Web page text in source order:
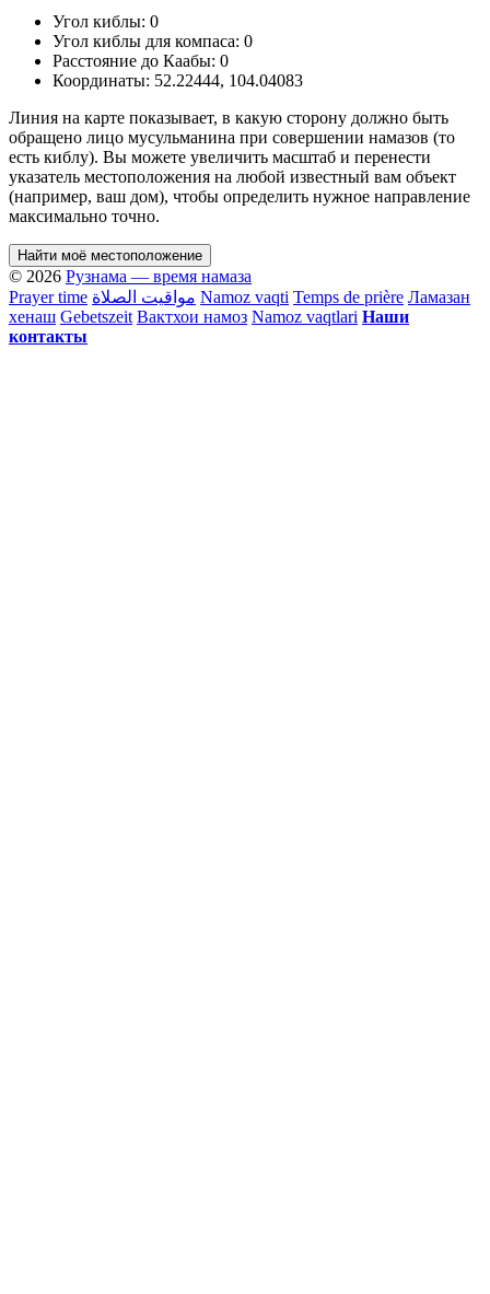
Угол киблы: 0
Угол киблы для компаса: 0
Расстояние до Каабы: 0
Координаты: 52.22444, 104.04083
Линия на карте показывает, в какую сторону должно быть
обращено лицо мусульманина при совершении намазов (то
есть киблу). Вы можете увеличить масштаб и перенести
указатель местоположения на любой известный вам объект
(например, ваш дом), чтобы определить нужное направление
максимально точно.
Найти моё местоположение
© 2026 Рузнама — время намаза
Prayer time مواقيت الصلاة Namoz vaqti Temps de prière Ламазан
хенаш Gebetszeit Вактхои намоз Namoz vaqtlari Наши
контакты